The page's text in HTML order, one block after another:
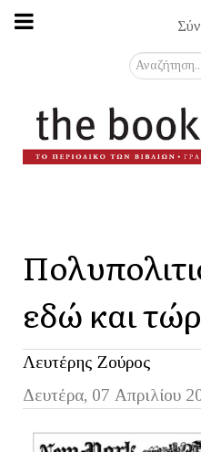
Αναζήτηση...
εδώ και
Λευτέρης Ζούρος
Δευτέρα, 07 Απριλίου